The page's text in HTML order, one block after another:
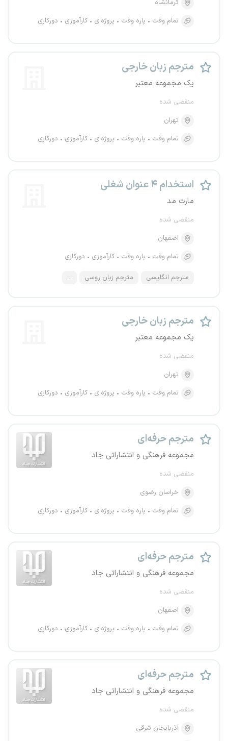
کرمانشاه
تمام وقت
پاره وقت پروژه‌ای کارآموزی دورکاری
مترجم زبان خارجی
یک مجموعه معتبر
منقضی شده
تهران
تمام وقت
پاره وقت پروژه‌ای کارآموزی دورکاری
استخدام ۴ عنوان شغلی
مارت مد
منقضی شده
اصفهان
تمام وقت
پاره وقت کارآموزی دورکاری
مترجم انگلیسی مترجم زبان روسی ...
مترجم زبان خارجی
یک مجموعه معتبر
منقضی شده
تهران
تمام وقت
پاره وقت پروژه‌ای کارآموزی دورکاری
مترجم حرفه‌ای
مجموعه فرهنگی و انتشاراتی جاد
منقضی شده
خراسان رضوی
تمام وقت
پاره وقت پروژه‌ای کارآموزی دورکاری
مترجم حرفه‌ای
مجموعه فرهنگی و انتشاراتی جاد
منقضی شده
اصفهان
تمام وقت
پاره وقت پروژه‌ای کارآموزی دورکاری
مترجم حرفه‌ای
مجموعه فرهنگی و انتشاراتی جاد
منقضی شده
آذربایجان شرقی